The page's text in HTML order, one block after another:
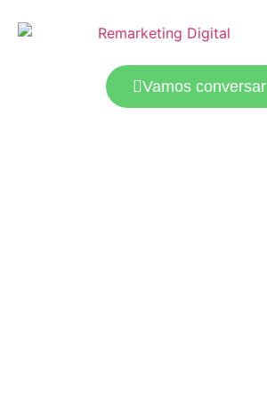
Vamos conversar